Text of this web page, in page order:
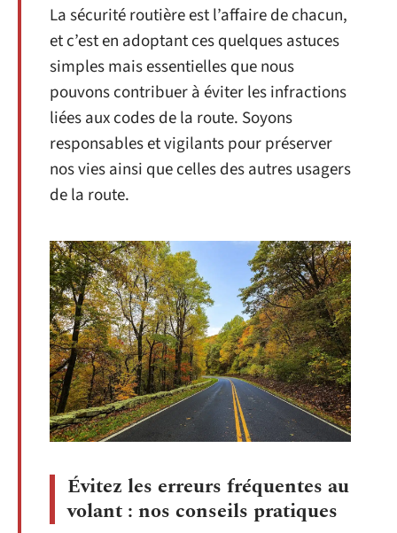
La sécurité routière est l’affaire de chacun,
et c’est en adoptant ces quelques astuces
simples mais essentielles que nous
pouvons contribuer à éviter les infractions
liées aux codes de la route. Soyons
responsables et vigilants pour préserver
nos vies ainsi que celles des autres usagers
de la route.
Évitez les erreurs fréquentes au
volant : nos conseils pratiques